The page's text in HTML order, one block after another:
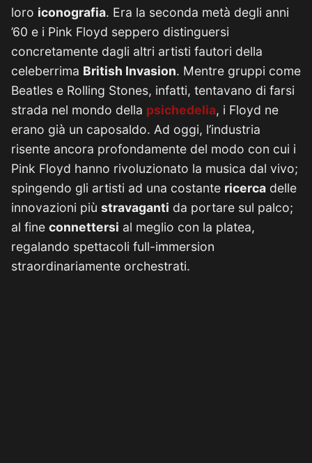
loro iconografia. Era la seconda metà degli anni
’60 e i Pink Floyd seppero distinguersi
concretamente dagli altri artisti fautori della
celeberrima British Invasion. Mentre gruppi come
Beatles e Rolling Stones, infatti, tentavano di farsi
strada nel mondo della psichedelia, i Floyd ne
erano già un caposaldo. Ad oggi, l’industria
risente ancora profondamente del modo con cui i
Pink Floyd hanno rivoluzionato la musica dal vivo;
spingendo gli artisti ad una costante ricerca delle
innovazioni più stravaganti da portare sul palco;
al fine connettersi al meglio con la platea,
regalando spettacoli full-immersion
straordinariamente orchestrati.